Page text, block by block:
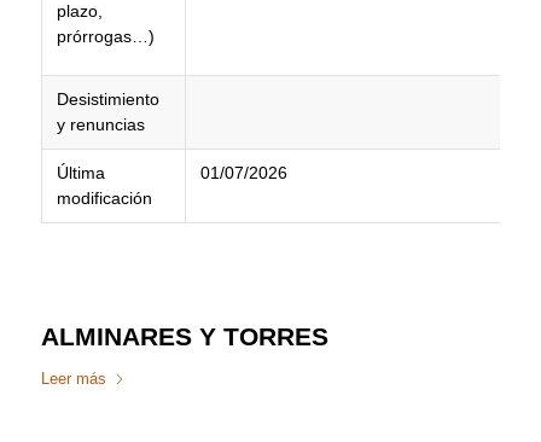
plazo,
prórrogas…)
Desistimiento
y renuncias
Última
modificación
01/07/2026
ALMINARES Y TORRES
Leer más